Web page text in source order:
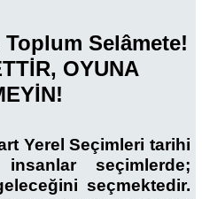
Toplum Selâmete!
OYUNA
Yerel Seçimleri tarihi
seçimlerde;
seçmektedir.